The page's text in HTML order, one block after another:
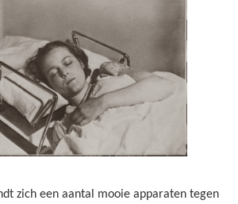
zich een aantal mooie apparaten tegen